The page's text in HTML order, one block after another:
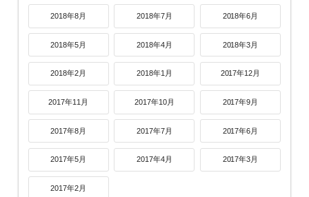
2018年8月 2018年7月 2018年6月
2018年5月 2018年4月 2018年3月
2018年2月 2018年1月 2017年12月
2017年11月 2017年10月 2017年9月
2017年8月 2017年7月 2017年6月
2017年5月 2017年4月 2017年3月
2017年2月